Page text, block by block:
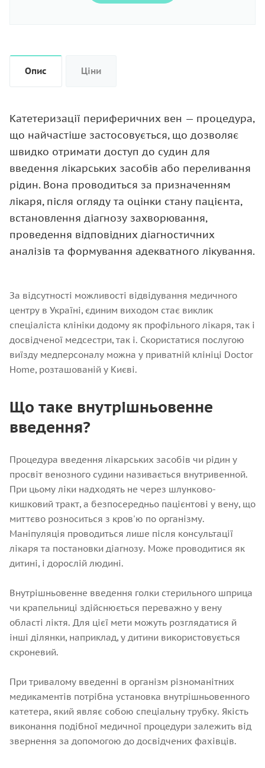
Опис Ціни
Катетеризації периферичних вен — процедура,
що найчастіше застосовується, що дозволяє
швидко отримати доступ до судин для
введення лікарських засобів або переливання
рідин. Вона проводиться за призначенням
лікаря, після огляду та оцінки стану пацієнта,
встановлення діагнозу захворювання,
проведення відповідних діагностичних
аналізів та формування адекватного лікування.
За відсутності можливості відвідування медичного
центру в Україні, єдиним виходом стає виклик
спеціаліста клініки додому як профільного лікаря, так і
досвідченої медсестри, так і. Скористатися послугою
виїзду медперсоналу можна у приватній клініці Doctor
Home, розташованій у Києві.
Що таке внутрішньовенне
введення?
Процедура введення лікарських засобів чи рідин у
просвіт венозного судини називається внутривенной.
При цьому ліки надходять не через шлунково-
кишковий тракт, а безпосередньо пацієнтові у вену, що
миттєво розноситься з кров'ю по організму.
Маніпуляція проводиться лише після консультації
лікаря та постановки діагнозу. Може проводитися як
дитині, і дорослій людині.
Внутрішньовенне введення голки стерильного шприца
чи крапельниці здійснюється переважно у вену
області ліктя. Для цієї мети можуть розглядатися й
інші ділянки, наприклад, у дитини використовується
скроневий.
При тривалому введенні в організм різноманітних
медикаментів потрібна установка внутрішньовенного
катетера, який являє собою спеціальну трубку. Якість
виконання подібної медичної процедури залежить від
звернення за допомогою до досвідчених фахівців.